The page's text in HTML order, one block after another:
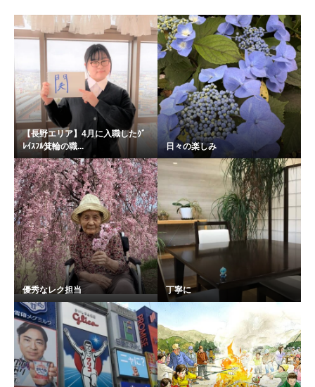
【長野エリア】4月に入職したｸﾞ
ﾚｲｽﾌﾙ箕輪の職...
日々の楽しみ
優秀なレク担当 丁寧に